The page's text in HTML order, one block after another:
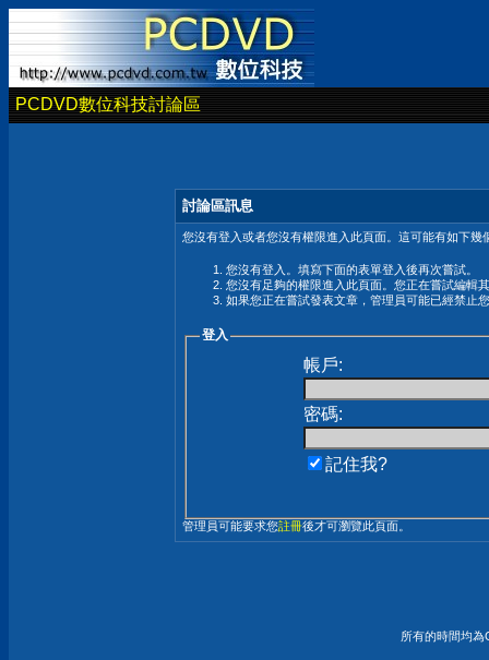
PCDVD數位科技討論區
討論區訊息
您沒有登入或者您沒有權限進入此頁面。這可能有如下幾
您沒有登入。填寫下面的表單登入後再次嘗試。
您沒有足夠的權限進入此頁面。您正在嘗試編輯
如果您正在嘗試發表文章，管理員可能已經禁止
登入
帳戶:
密碼:
記住我?
管理員可能要求您註冊後才可瀏覽此頁面。
所有的時間均為